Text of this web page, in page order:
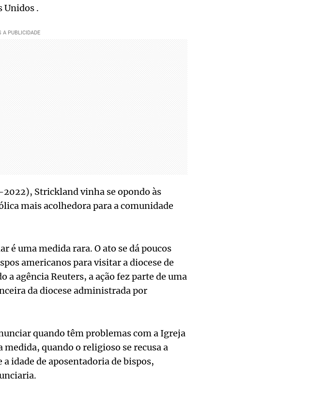
Unidos .
2022), Strickland vinha se opondo às
mais acolhedora para a comunidade
é uma medida rara. O ato se dá poucos
americanos para visitar a diocese de
a agência Reuters, a ação fez parte de uma
da diocese administrada por
quando têm problemas com a Igreja
quando o religioso se recusa a
idade de aposentadoria de bispos,